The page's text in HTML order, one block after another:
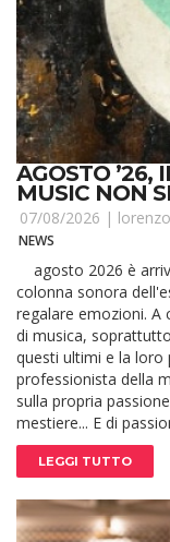
AGOSTO ’26,
MUSIC NON
07/08/2026 |
NEWS
agosto 2026 è
colonna sonora
regalare emozioni. A
di musica,
questi ultimi e la loro
professionista della
sulla propria
mestiere... E di
LEGGI TUTTO